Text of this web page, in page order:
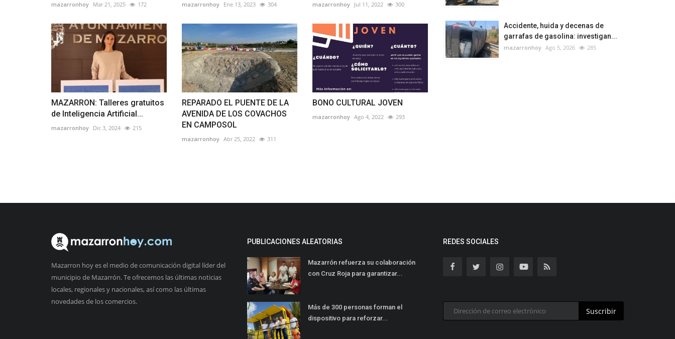
mazarronhoy Mar 21, 2025 172 mazarronhoy Ene 13, 2023 304 mazarronhoy Jul 11, 2022 300
MAZARRON: Talleres gratuitos
de Inteligencia Artificial...
mazarronhoy Dic 3, 2024 215
REPARADO EL PUENTE DE LA
AVENIDA DE LOS COVACHOS
EN CAMPOSOL
mazarronhoy Abr 25, 2022 311
BONO CULTURAL JOVEN
mazarronhoy Ago 4, 2022 293
Accidente, huida y decenas de
garrafas de gasolina: investigan...
mazarronhoy Ago 5, 2026 285
Mazarron hoy es el medio de comunicación digital líder del
municipio de Mazarrón. Te ofrecemos las últimas noticias
locales, regionales y nacionales, así como las últimas
novedades de los comercios.
PUBLICACIONES ALEATORIAS
Mazarrón refuerza su colaboración
con Cruz Roja para garantizar...
Más de 300 personas forman el
dispositivo para reforzar...
REDES SOCIALES
Suscribir